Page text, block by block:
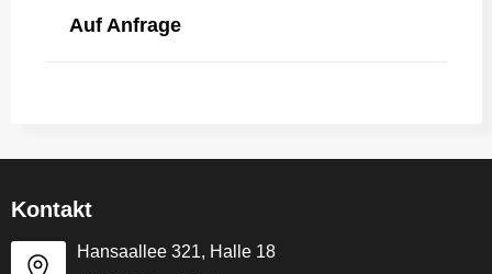
Auf Anfrage
Kontakt
Hansaallee 321, Halle 18